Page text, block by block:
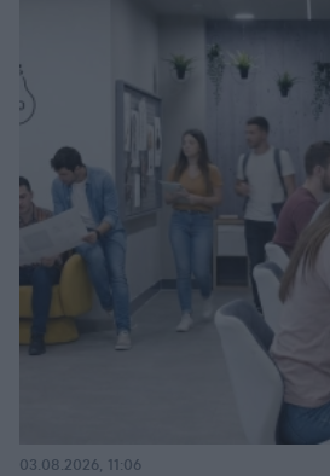
03.08.2026, 11:06